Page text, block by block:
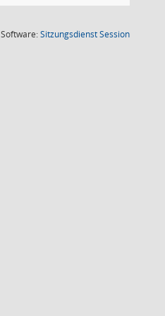
Software:SitzungsdienstSession(Wird in